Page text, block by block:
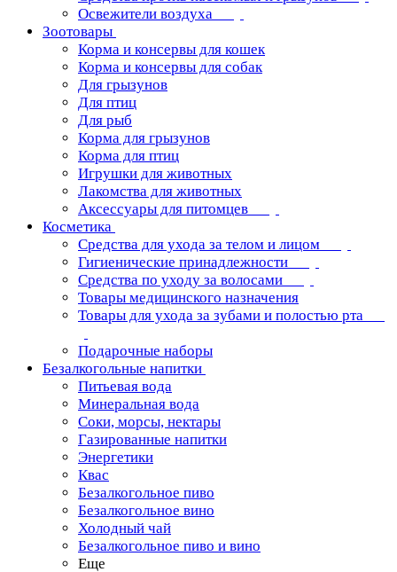
Освежители воздуха
Зоотовары
Корма и консервы для кошек
Корма и консервы для собак
Для грызунов
Для птиц
Для рыб
Корма для грызунов
Корма для птиц
Игрушки для животных
Лакомства для животных
Аксессуары для питомцев
Косметика
Средства для ухода за телом и лицом
Гигиенические принадлежности
Средства по уходу за волосами
Товары медицинского назначения
Товары для ухода за зубами и полостью рта
Подарочные наборы
Безалкогольные напитки
Питьевая вода
Минеральная вода
Соки, морсы, нектары
Газированные напитки
Энергетики
Квас
Безалкогольное пиво
Безалкогольное вино
Холодный чай
Безалкогольное пиво и вино
Еще